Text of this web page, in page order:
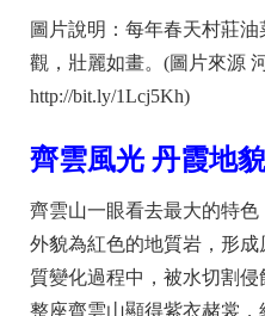
圖片說明：每年春天村莊
觀，壯麗如畫。(圖片來源
http://bit.ly/1Lcj5Kh)
齊雲風光 丹霞地貌
齊雲山一眼看去最大的特
外貌為紅色的地質岩，形
質變化過程中，被水切割
整座齊雲山顯得紫衣赭裳